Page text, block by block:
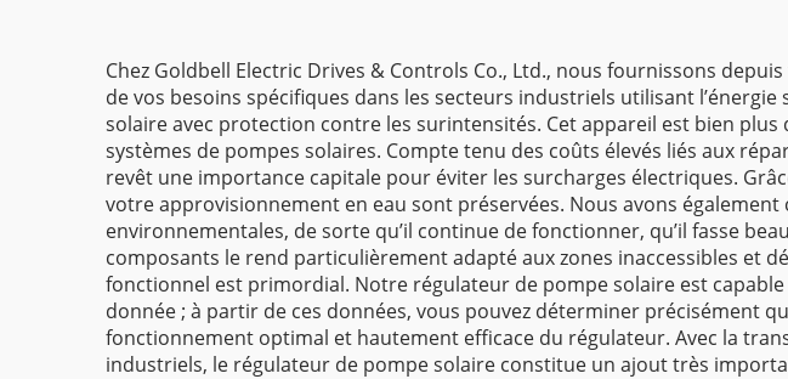
Chez Goldbell Electric Drives & Controls Co., Ltd., nous fournissons
de vos besoins spécifiques dans les secteurs industriels utilisant
solaire avec protection contre les surintensités. Cet appareil est bien
systèmes de pompes solaires. Compte tenu des coûts élevés liés aux
revêt une importance capitale pour éviter les surcharges électriques.
votre approvisionnement en eau sont préservées. Nous avons
environnementales, de sorte qu’il continue de fonctionner, qu’il fasse
composants le rend particulièrement adapté aux zones inaccessibles et
fonctionnel est primordial. Notre régulateur de pompe solaire est
donnée ; à partir de ces données, vous pouvez déterminer précisément
fonctionnement optimal et hautement efficace du régulateur. Avec la
industriels, le régulateur de pompe solaire constitue un ajout très